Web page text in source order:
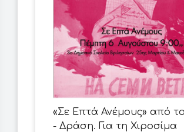
«Σε Επτά Ανέμους» από
- Δράση. Για τη Χιροσίμα